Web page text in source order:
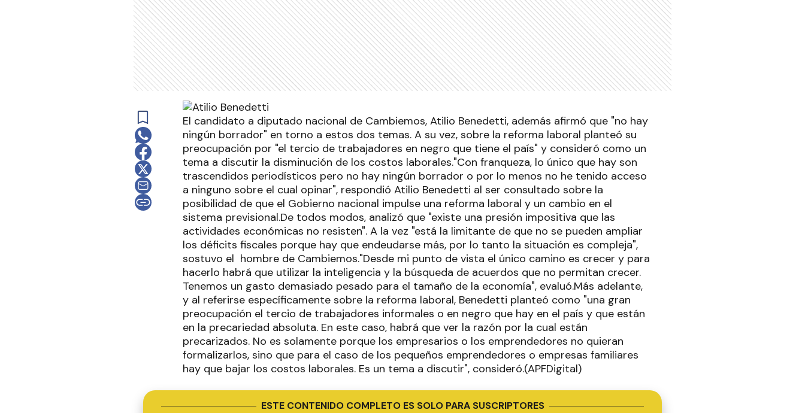
El candidato a diputado nacional de Cambiemos, Atilio Benedetti, además afirmó que "no hay
ningún borrador" en torno a estos dos temas. A su vez, sobre la reforma laboral planteó su
preocupación por "el tercio de trabajadores en negro que tiene el país" y consideró como un
tema a discutir la disminución de los costos laborales."Con franqueza, lo único que hay son
trascendidos periodísticos pero no hay ningún borrador o por lo menos no he tenido acceso
a ninguno sobre el cual opinar", respondió Atilio Benedetti al ser consultado sobre la
posibilidad de que el Gobierno nacional impulse una reforma laboral y un cambio en el
sistema previsional.De todos modos, analizó que "existe una presión impositiva que las
actividades económicas no resisten". A la vez "está la limitante de que no se pueden ampliar
los déficits fiscales porque hay que endeudarse más, por lo tanto la situación es compleja",
sostuvo el hombre de Cambiemos."Desde mi punto de vista el único camino es crecer y para
hacerlo habrá que utilizar la inteligencia y la búsqueda de acuerdos que no permitan crecer.
Tenemos un gasto demasiado pesado para el tamaño de la economía", evaluó.Más adelante,
y al referirse específicamente sobre la reforma laboral, Benedetti planteó como "una gran
preocupación el tercio de trabajadores informales o en negro que hay en el país y que están
en la precariedad absoluta. En este caso, habrá que ver la razón por la cual están
precarizados. No es solamente porque los empresarios o los emprendedores no quieran
formalizarlos, sino que para el caso de los pequeños emprendedores o empresas familiares
hay que bajar los costos laborales. Es un tema a discutir", consideró.(APFDigital)
ESTE CONTENIDO COMPLETO ES SOLO PARA SUSCRIPTORES